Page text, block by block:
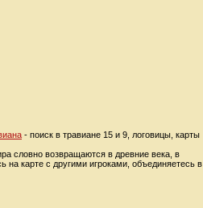
- поиск в травиане 15 и 9, логовицы, карты
словно возвращаются в древние века, в
на карте с другими игроками, объединяетесь в